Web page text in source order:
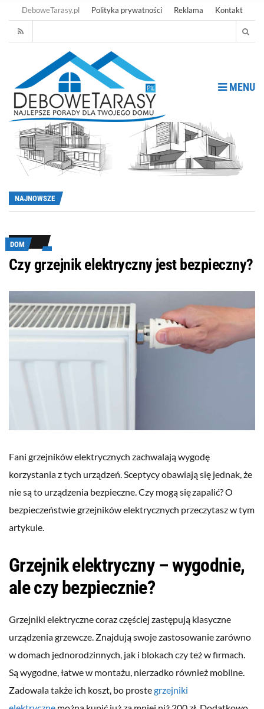
DeboweTarasy.pl Polityka prywatności Reklama Kontakt
MENU
NAJNOWSZE
DOM
Czy grzejnik elektryczny jest bezpieczny?
Fani grzejników elektrycznych zachwalają wygodę
korzystania z tych urządzeń. Sceptycy obawiają się jednak, że
nie są to urządzenia bezpieczne. Czy mogą się zapalić? O
bezpieczeństwie grzejników elektrycznych przeczytasz w tym
artykule.
Grzejnik elektryczny – wygodnie,
ale czy bezpiecznie?
Grzejniki elektryczne coraz częściej zastępują klasyczne
urządzenia grzewcze. Znajdują swoje zastosowanie zarówno
w domach jednorodzinnych, jak i blokach czy też w firmach.
Są wygodne, łatwe w montażu, nierzadko również mobilne.
Zadowala także ich koszt, bo prostegrzejniki